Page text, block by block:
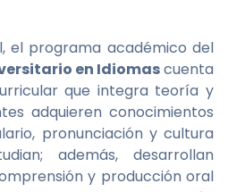
el programa académico del
en Idiomascuenta
que integra teoría y
adquieren conocimientos
pronunciación y cultura
además, desarrollan
y producción oral